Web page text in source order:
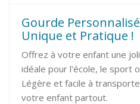
Gourde
Unique et Pratique !
Offrez à votre enfant une
idéale pour l'école, le sport
Légère et facile à
votre enfant partout.